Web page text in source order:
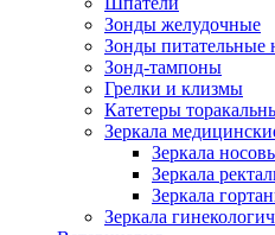
Зонды желудочные
Зонды питательные
Зонд-тампоны
Грелки и клизмы
Катетеры
Зеркала
Зеркала
Зеркала
Зеркала
Зеркала